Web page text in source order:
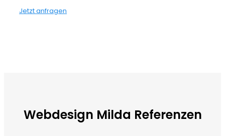
Jetzt anfragen
Webdesign Milda Referenzen